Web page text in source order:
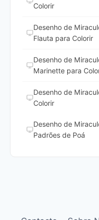
Colorir
Desenho de
Flauta para Colorir
Desenho de
Marinette para
Desenho de
Colorir
Desenho de
Padrões de Poá